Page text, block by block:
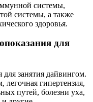
системы,
системы, а также
здоровья.
для
для занятия дайвингом.
гипертензия,
путей, болезни уха,